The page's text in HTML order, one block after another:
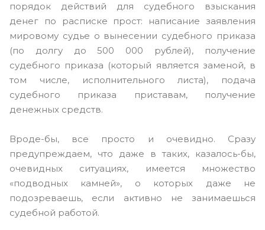
порядок действий для судебного взыскания
денег по расписке прост: написание заявления
мировому судье о вынесении судебного приказа
(по долгу до 500 000 рублей), получение
судебного приказа (который является заменой, в
том числе, исполнительного листа), подача
судебного приказа приставам, получение
денежных средств.
Вроде-бы, все просто и очевидно. Сразу
предупреждаем, что даже в таких, казалось-бы,
очевидных ситуациях, имеется множество
«подводных камней», о которых даже не
подозреваешь, если активно не занимаешься
судебной работой.